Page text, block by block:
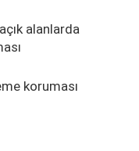
alanlarda
koruması